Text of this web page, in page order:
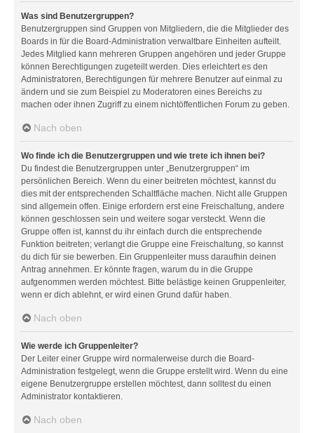
Was sind Benutzergruppen?
Benutzergruppen sind Gruppen von Mitgliedern, die die Mitglieder des
Boards in für die Board-Administration verwaltbare Einheiten aufteilt.
Jedes Mitglied kann mehreren Gruppen angehören und jeder Gruppe
können Berechtigungen zugeteilt werden. Dies erleichtert es den
Administratoren, Berechtigungen für mehrere Benutzer auf einmal zu
ändern und sie zum Beispiel zu Moderatoren eines Bereichs zu
machen oder ihnen Zugriff zu einem nichtöffentlichen Forum zu geben.
Nach oben
Wo finde ich die Benutzergruppen und wie trete ich ihnen bei?
Du findest die Benutzergruppen unter „Benutzergruppen“ im
persönlichen Bereich. Wenn du einer beitreten möchtest, kannst du
dies mit der entsprechenden Schaltfläche machen. Nicht alle Gruppen
sind allgemein offen. Einige erfordern erst eine Freischaltung, andere
können geschlossen sein und weitere sogar versteckt. Wenn die
Gruppe offen ist, kannst du ihr einfach durch die entsprechende
Funktion beitreten; verlangt die Gruppe eine Freischaltung, so kannst
du dich für sie bewerben. Ein Gruppenleiter muss daraufhin deinen
Antrag annehmen. Er könnte fragen, warum du in die Gruppe
aufgenommen werden möchtest. Bitte belästige keinen Gruppenleiter,
wenn er dich ablehnt, er wird einen Grund dafür haben.
Nach oben
Wie werde ich Gruppenleiter?
Der Leiter einer Gruppe wird normalerweise durch die Board-
Administration festgelegt, wenn die Gruppe erstellt wird. Wenn du eine
eigene Benutzergruppe erstellen möchtest, dann solltest du einen
Administrator kontaktieren.
Nach oben